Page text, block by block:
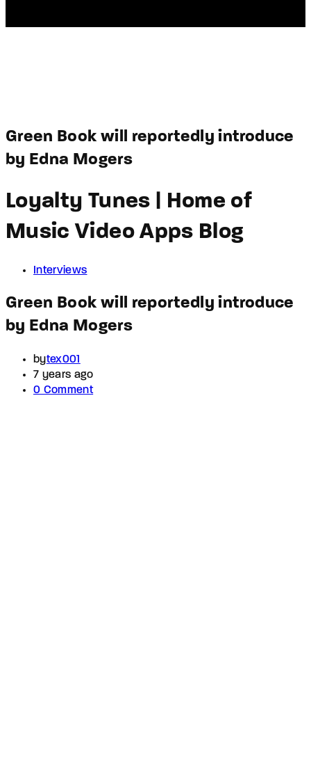
Green Book will reportedly introduce
by Edna Mogers
Loyalty Tunes | Home of
Music Video Apps Blog
Interviews
Green Book will reportedly introduce
by Edna Mogers
bytex001
7 years ago
0 Comment